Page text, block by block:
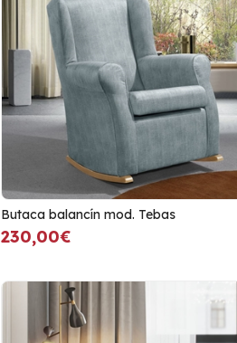
Butaca balancín mod. Tebas
230,00€